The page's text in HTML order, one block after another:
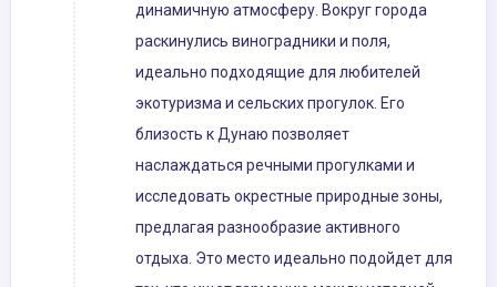
динамичную атмосферу. Вокруг города
раскинулись виноградники и поля,
идеально подходящие для любителей
экотуризма и сельских прогулок. Его
близость к Дунаю позволяет
наслаждаться речными прогулками и
исследовать окрестные природные зоны,
предлагая разнообразие активного
отдыха. Это место идеально подойдет для